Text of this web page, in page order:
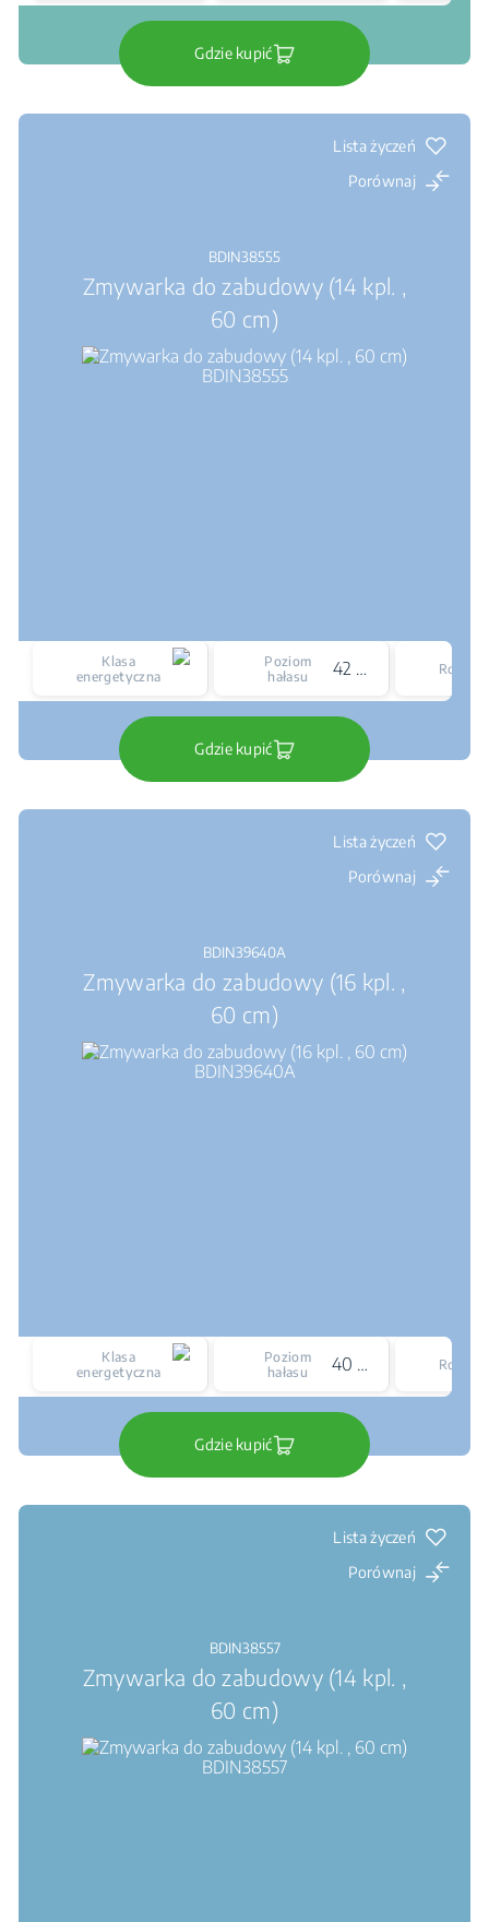
Gdzie kupić
Lista życzeń
Porównaj
BDIN38555
Zmywarka do zabudowy (14 kpl. ,
60 cm)
Klasa
energetyczna
Poziom
hałasu
42 dBA
Gdzie kupić
Lista życzeń
Porównaj
BDIN39640A
Zmywarka do zabudowy (16 kpl. ,
60 cm)
Klasa
energetyczna
Poziom
hałasu
40 dBA
Gdzie kupić
Lista życzeń
Porównaj
BDIN38557
Zmywarka do zabudowy (14 kpl. ,
60 cm)